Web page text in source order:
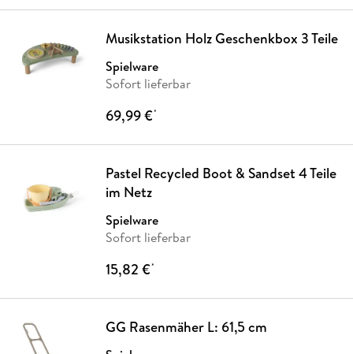
Musikstation Holz Geschenkbox 3 Teile
Spielware
Sofort lieferbar
69,99 €*
Pastel Recycled Boot & Sandset 4 Teile
im Netz
Spielware
Sofort lieferbar
15,82 €*
GG Rasenmäher L: 61,5 cm